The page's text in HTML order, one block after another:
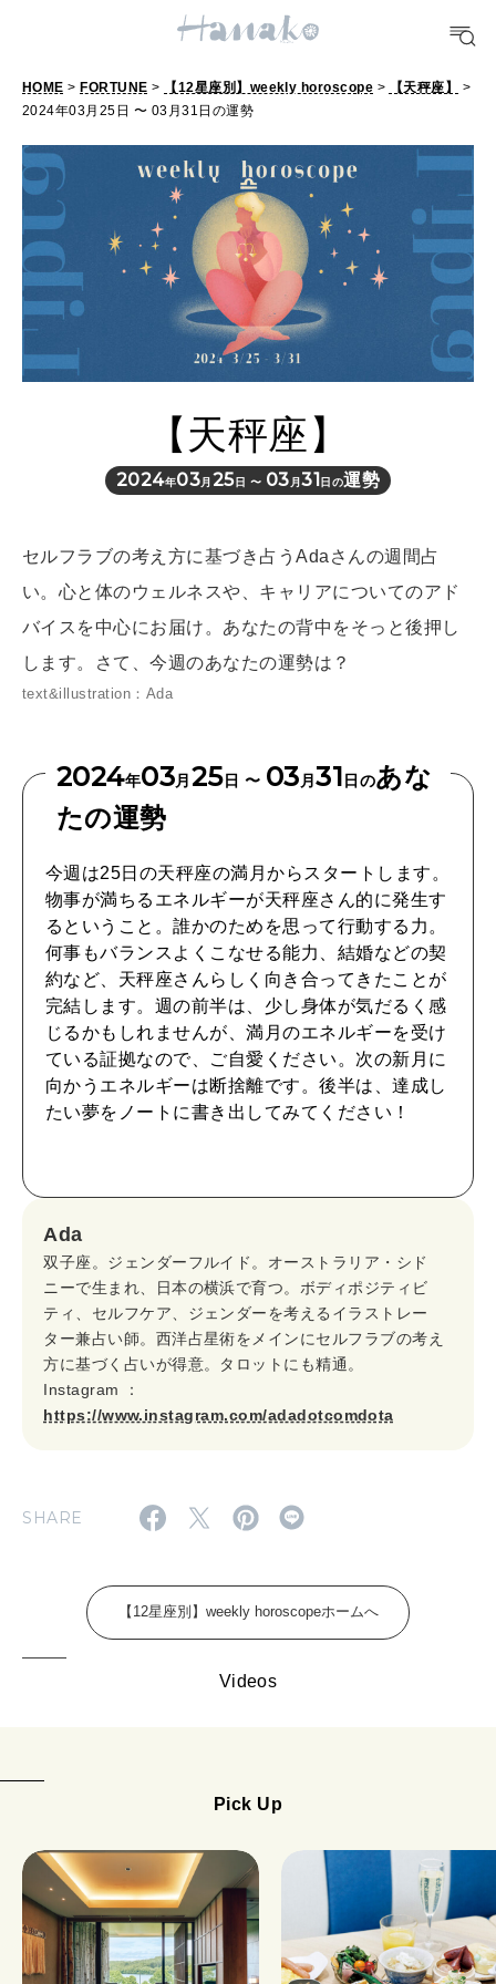
10 CATEGORIES
FOOD
おいしい
TRAVEL
どこ行く？
FORTUNE
[12星座別] Monthly Love Holoscope
女神まり愛のタロットメッセージ
算命学がわかる今月のあなた
HEALTH
自分にやさしく
LEARN
MAMA
ママもいろいろ
SUSTAINABLE
わたしができること
CULTURE
自分を耕す
WORK&MONEY
いい人生って？
2026年9月号「北海道 おいしく遊ぶ、夏のご褒美旅。」
2026年8月号『お茶の時間です。』
2026年7月号「鎌倉 ローカルが 教えてくれた 本当の歩き方。」
2026年5月号「“大好き”に出会いに。韓国」
2026年3月号「スイーツ予想図 2026」
MAGAZINE
HOME > FORTUNE > 【12星座別】weekly horoscope > 【天秤座】
>
2024年03月25日 〜 03月31日の運勢
【天秤座】
2024年03月 25日 〜 03月31 日の運勢
セルフラブの考え方に基づき占うAdaさんの週間占
い。心と体のウェルネスや、キャリアについてのアド
バイスを中心にお届け。あなたの背中をそっと後押し
します。さて、今週のあなたの運勢は？
text&illustration：Ada
2024年03月25日 〜 03月31日のあな
たの運勢
今週は25日の天秤座の満月からスタートします。
物事が満ちるエネルギーが天秤座さん的に発生す
るということ。誰かのためを思って行動する力。
何事もバランスよくこなせる能力、結婚などの契
約など、天秤座さんらしく向き合ってきたことが
完結します。週の前半は、少し身体が気だるく感
じるかもしれませんが、満月のエネルギーを受け
ている証拠なので、ご自愛ください。次の新月に
向かうエネルギーは断捨離です。後半は、達成し
たい夢をノートに書き出してみてください！
Ada
双子座。ジェンダーフルイド。オーストラリア・シド
ニーで生まれ、日本の横浜で育つ。ボディポジティビ
ティ、セルフケア、ジェンダーを考えるイラストレー
ター兼占い師。西洋占星術をメインにセルフラブの考え
方に基づく占いが得意。タロットにも精通。
Instagram ：
https://www.instagram.com/adadotcomdota
SHARE
【12星座別】weekly horoscopeホームへ
Videos
Pick Up